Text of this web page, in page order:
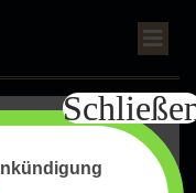
Suchen